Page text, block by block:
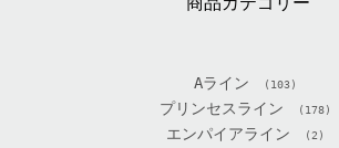
Aライン (103)
プリンセスライン (178)
エンパイアライン (2)